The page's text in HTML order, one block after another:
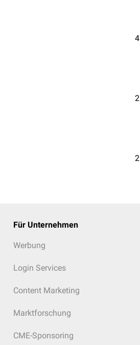
4
2
2
Für Unternehmen
Werbung
Login Services
Content Marketing
Marktforschung
CME-Sponsoring